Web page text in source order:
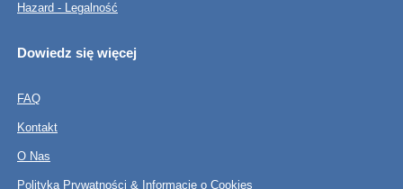
Hazard - Legalność
Dowiedz się więcej
FAQ
Kontakt
O Nas
Polityka Prywatności & Informacje o Cookies